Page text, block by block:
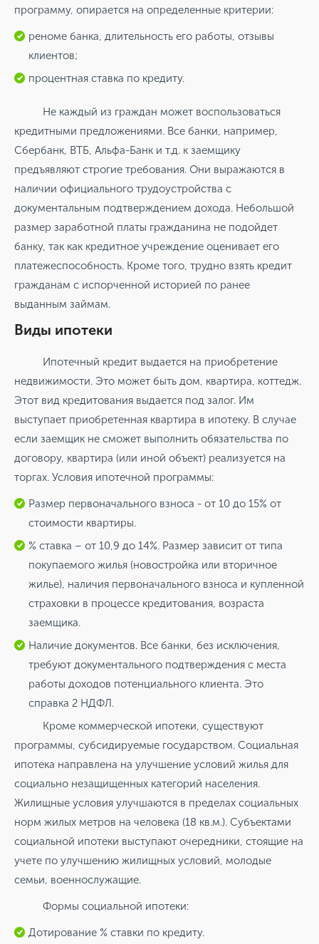
программу, опирается на определенные критерии:
реноме банка, длительность его работы, отзывы
клиентов;
процентная ставка по кредиту.
Не каждый из граждан может воспользоваться
кредитными предложениями. Все банки, например,
Сбербанк, ВТБ, Альфа-Банк и т.д. к заемщику
предъявляют строгие требования. Они выражаются в
наличии официального трудоустройства с
документальным подтверждением дохода. Небольшой
размер заработной платы гражданина не подойдет
банку, так как кредитное учреждение оценивает его
платежеспособность. Кроме того, трудно взять кредит
гражданам с испорченной историей по ранее
выданным займам.
Виды ипотеки
Ипотечный кредит выдается на приобретение
недвижимости. Это может быть дом, квартира, коттедж.
Этот вид кредитования выдается под залог. Им
выступает приобретенная квартира в ипотеку. В случае
если заемщик не сможет выполнить обязательства по
договору, квартира (или иной объект) реализуется на
торгах. Условия ипотечной программы:
Размер первоначального взноса - от 10 до 15% от
стоимости квартиры.
% ставка – от 10,9 до 14%. Размер зависит от типа
покупаемого жилья (новостройка или вторичное
жилье), наличия первоначального взноса и купленной
страховки в процессе кредитования, возраста
заемщика.
Наличие документов. Все банки, без исключения,
требуют документального подтверждения с места
работы доходов потенциального клиента. Это
справка 2 НДФЛ.
Кроме коммерческой ипотеки, существуют
программы, субсидируемые государством. Социальная
ипотека направлена на улучшение условий жилья для
социально незащищенных категорий населения.
Жилищные условия улучшаются в пределах социальных
норм жилых метров на человека (18 кв.м.). Субъектами
социальной ипотеки выступают очередники, стоящие на
учете по улучшению жилищных условий, молодые
семьи, военнослужащие.
Формы социальной ипотеки:
Дотирование % ставки по кредиту.